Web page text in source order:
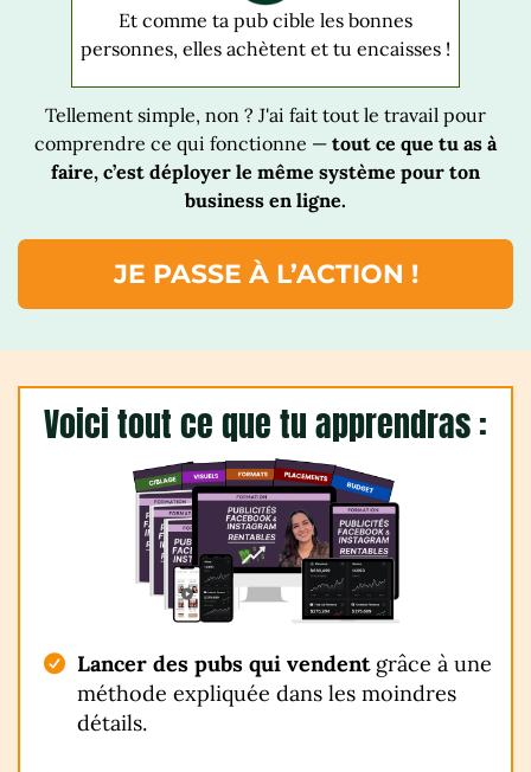
Et comme ta pub cible les bonnes
personnes, elles achètent et tu encaisses !
Tellement simple, non ? J'ai fait tout le travail pour
comprendre ce qui fonctionne — tout ce que tu as à
faire, c’est déployer le même système pour ton
business en ligne.
JE PASSE À L’ACTION !
Voici tout ce que tu apprendras :
Lancer des pubs qui vendent grâce à une
méthode expliquée dans les moindres
détails.